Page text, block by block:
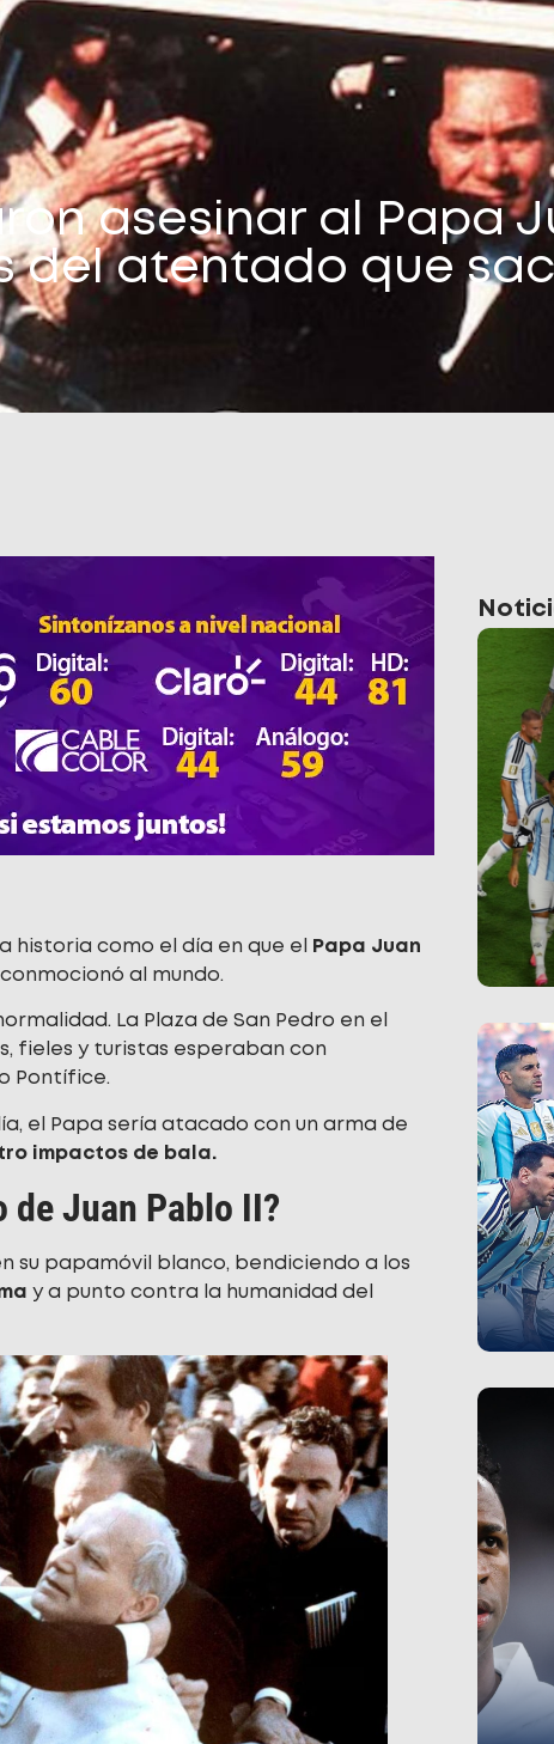
asesinar al Papa
del atentado que
historia como el día en que el
Papa Juan
al mundo.
La Plaza de San Pedro en el
fieles y turistas esperaban con
Pontífice.
el Papa sería atacado con un arma de
impactos de bala.
de Juan Pablo II?
su papamóvil blanco, bendiciendo a los
y a punto contra la humanidad del